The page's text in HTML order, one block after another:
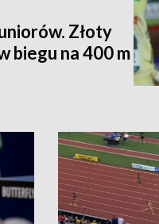
Złoty
biegu na 400 m